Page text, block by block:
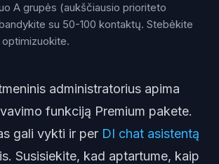
A grupės (aukščiausio prioriteto
su 50-100 kontaktų. Stebėkite
administratorius apima
funkciją Premium pakete.
gali vykti ir per DI chat asistentą
Susisiekite, kad aptartume, kaip